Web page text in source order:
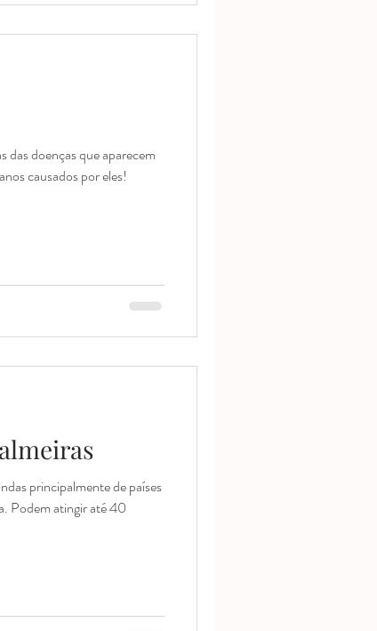
das doenças que aparecem
causados por eles!
principalmente de países
Podem atingir até 40